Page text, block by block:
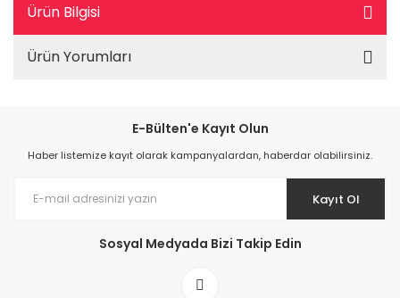
Ürün Bilgisi
Ürün Yorumları
E-Bülten'e Kayıt Olun
Haber listemize kayıt olarak kampanyalardan, haberdar olabilirsiniz.
Kayıt Ol
Sosyal Medyada Bizi Takip Edin